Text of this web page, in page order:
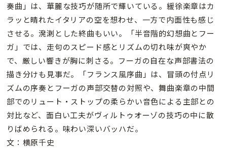
奏曲」は、華麗な技巧が随所で輝いている。緩徐楽章はカ
ラッと晴れたイタリアの空を想わせ、一方で内面性も感じ
させる。溌溂とした終曲もいい。「半音階的幻想曲とフー
ガ」では、走句のスピード感とリズムの切れ味が爽やか
で、厳しい響きが胸に刺さる。フーガの自在な声部書法の
描き分けも見事だ。「フランス風序曲」は、冒頭の付点リ
ズムの序奏とフーガの声部交替の対照や、舞曲楽章の中間
部でのリュート・ストップの柔らかい音色による主部との
対比など、面白い工夫がヴィルトゥオーゾの技巧の中に散
りばめられる。味わい深いバッハだ。
文：横原千史